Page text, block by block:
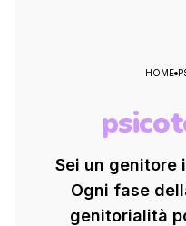
HOME
Sei un genitore
Ogni fase
genitorialità